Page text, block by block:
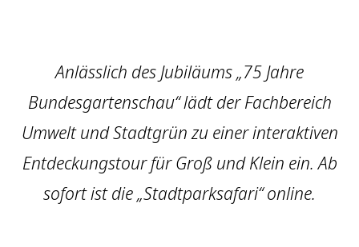
Anlässlich des Jubiläums „75 Jahre
Bundesgartenschau“ lädt der Fachbereich
Umwelt und Stadtgrün zu einer interaktiven
Entdeckungstour für Groß und Klein ein. Ab
sofort ist die „Stadtparksafari“ online.